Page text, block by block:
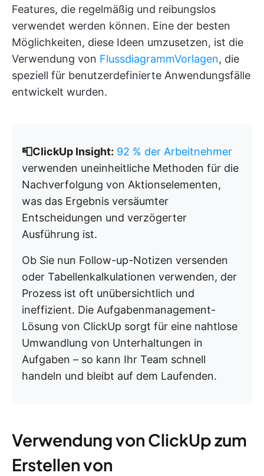
Features, die regelmäßig und reibungslos
verwendet werden können. Eine der besten
Möglichkeiten, diese Ideen umzusetzen, ist die
Verwendung von FlussdiagrammVorlagen, die
speziell für benutzerdefinierte Anwendungsfälle
entwickelt wurden.
📮ClickUp Insight: 92 % der Arbeitnehmer
verwenden uneinheitliche Methoden für die
Nachverfolgung von Aktionselementen,
was das Ergebnis versäumter
Entscheidungen und verzögerter
Ausführung ist.
Ob Sie nun Follow-up-Notizen versenden
oder Tabellenkalkulationen verwenden, der
Prozess ist oft unübersichtlich und
ineffizient. Die Aufgabenmanagement-
Lösung von ClickUp sorgt für eine nahtlose
Umwandlung von Unterhaltungen in
Aufgaben – so kann Ihr Team schnell
handeln und bleibt auf dem Laufenden.
Verwendung von ClickUp zum
Erstellen von